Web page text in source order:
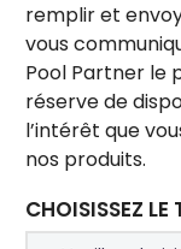
remplir et
vous
Pool Partner le
réserve de
l’intérêt que
nos produits.
CHOISISSEZ LE